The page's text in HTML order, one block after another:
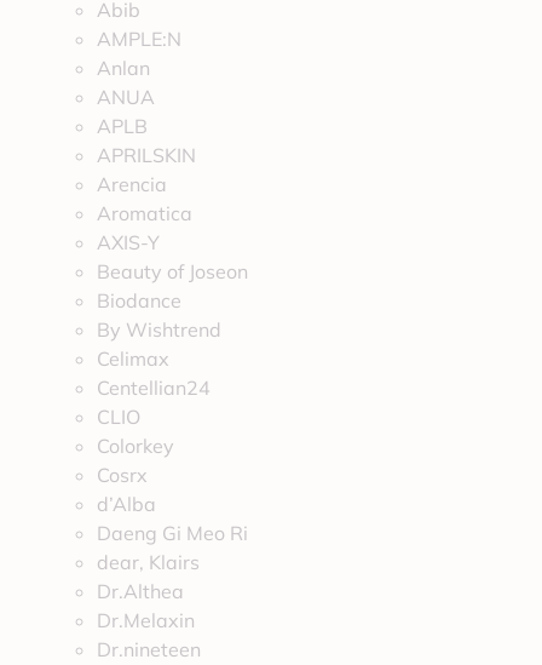
Abib
AMPLE:N
Anlan
ANUA
APLB
APRILSKIN
Arencia
Aromatica
AXIS-Y
Beauty of Joseon
Biodance
By Wishtrend
Celimax
Centellian24
CLIO
Colorkey
Cosrx
d’Alba
Daeng Gi Meo Ri
dear, Klairs
Dr.Althea
Dr.Melaxin
Dr.nineteen